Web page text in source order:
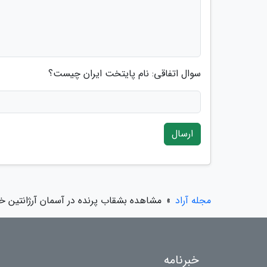
سوال اتفاقی: نام پایتخت ایران چیست؟
ارسال
مجله آراد » مشاهده بشقاب پرنده در آسمان
خبرنامه